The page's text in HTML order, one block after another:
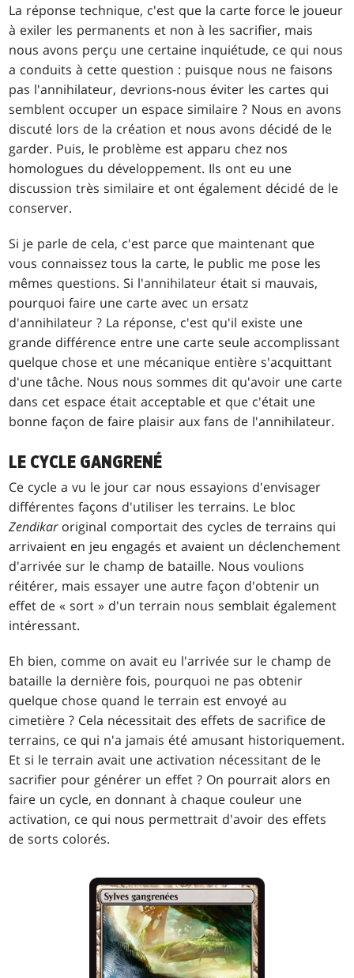
La réponse technique, c'est que la carte force le joueur
à exiler les permanents et non à les sacrifier, mais
nous avons perçu une certaine inquiétude, ce qui nous
a conduits à cette question : puisque nous ne faisons
pas l'annihilateur, devrions-nous éviter les cartes qui
semblent occuper un espace similaire ? Nous en avons
discuté lors de la création et nous avons décidé de le
garder. Puis, le problème est apparu chez nos
homologues du développement. Ils ont eu une
discussion très similaire et ont également décidé de le
conserver.
Si je parle de cela, c'est parce que maintenant que
vous connaissez tous la carte, le public me pose les
mêmes questions. Si l'annihilateur était si mauvais,
pourquoi faire une carte avec un ersatz
d'annihilateur ? La réponse, c'est qu'il existe une
grande différence entre une carte seule accomplissant
quelque chose et une mécanique entière s'acquittant
d'une tâche. Nous nous sommes dit qu'avoir une carte
dans cet espace était acceptable et que c'était une
bonne façon de faire plaisir aux fans de l'annihilateur.
LE CYCLE GANGRENÉ
Ce cycle a vu le jour car nous essayions d'envisager
différentes façons d'utiliser les terrains. Le bloc
Zendikar original comportait des cycles de terrains qui
arrivaient en jeu engagés et avaient un déclenchement
d'arrivée sur le champ de bataille. Nous voulions
réitérer, mais essayer une autre façon d'obtenir un
effet de « sort » d'un terrain nous semblait également
intéressant.
Eh bien, comme on avait eu l'arrivée sur le champ de
bataille la dernière fois, pourquoi ne pas obtenir
quelque chose quand le terrain est envoyé au
cimetière ? Cela nécessitait des effets de sacrifice de
terrains, ce qui n'a jamais été amusant historiquement.
Et si le terrain avait une activation nécessitant de le
sacrifier pour générer un effet ? On pourrait alors en
faire un cycle, en donnant à chaque couleur une
activation, ce qui nous permettrait d'avoir des effets
de sorts colorés.